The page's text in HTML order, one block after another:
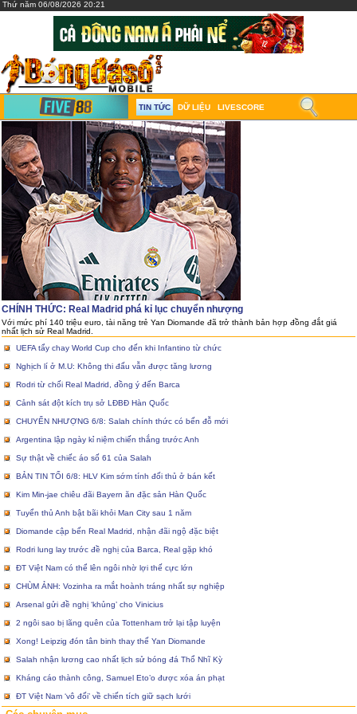
Thứ năm 06/08/2026 20:21
TIN TỨC DỮ LIỆU LIVESCORE
CHÍNH THỨC: Real Madrid phá kỉ lục chuyển nhượng
Với mức phí 140 triệu euro, tài năng trẻ Yan Diomande đã trở thành bản hợp đồng đắt giá
nhất lịch sử Real Madrid.
UEFA tẩy chay World Cup cho đến khi Infantino từ chức
Nghịch lí ở M.U: Không thi đấu vẫn được tăng lương
Rodri từ chối Real Madrid, đồng ý đến Barca
Cảnh sát đột kích trụ sở LĐBĐ Hàn Quốc
CHUYỂN NHƯỢNG 6/8: Salah chính thức có bến đỗ mới
Argentina lập ngày kỉ niệm chiến thắng trước Anh
Sự thật về chiếc áo số 61 của Salah
BẢN TIN TỐI 6/8: HLV Kim sớm tính đối thủ ở bán kết
Kim Min-jae chiêu đãi Bayern ăn đặc sản Hàn Quốc
Tuyển thủ Anh bật bãi khỏi Man City sau 1 năm
Diomande cập bến Real Madrid, nhận đãi ngộ đặc biệt
Rodri lung lay trước đề nghị của Barca, Real gặp khó
ĐT Việt Nam có thể lên ngôi nhờ lợi thế cực lớn
CHÙM ẢNH: Vozinha ra mắt hoành tráng nhất sự nghiệp
Arsenal gửi đề nghị ‘khủng’ cho Vinicius
2 ngôi sao bị lãng quên của Tottenham trở lại tập luyện
Xong! Leipzig đón tân binh thay thế Yan Diomande
Salah nhận lương cao nhất lịch sử bóng đá Thổ Nhĩ Kỳ
Kháng cáo thành công, Samuel Eto’o được xóa án phạt
ĐT Việt Nam ‘vô đối’ về chiến tích giữ sạch lưới